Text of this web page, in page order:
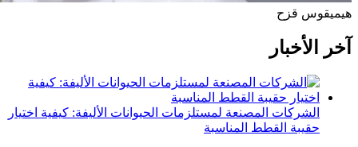
هيميقوس قزح
آخر الأخبار
الشركات المصنعة لمستلزمات الحيوانات الأليفة: كيفية اختيار
حقيبة القطط المناسبة